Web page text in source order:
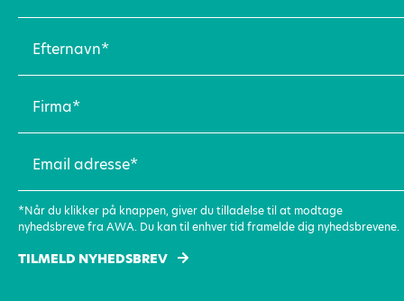
(Påkrævet)
(Påkrævet)
adresse
(Påkrævet)
*Når du klikker på knappen, giver du tilladelse til at modtage
nyhedsbreve fra AWA. Du kan til enhver tid framelde dig nyhedsbrevene.
TILMELD NYHEDSBREV